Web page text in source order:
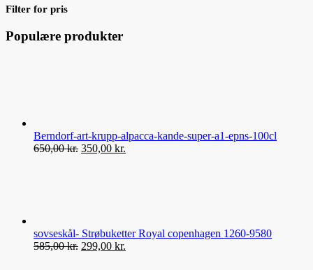
Filter for pris
Populære produkter
Berndorf-art-krupp-alpacca-kande-super-a1-epns-100cl
650,00kr. Den
350,00 kr.
sovseskål- Strøbuketter Royal copenhagen 1260-9580
585,00kr. Den
299,00 kr.